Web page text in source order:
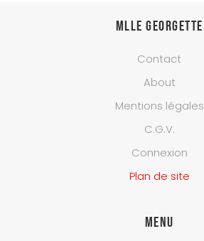
Mlle Georgette
Contact
About
Mentions légales
C.G.V.
Connexion
Plan de site
Menu